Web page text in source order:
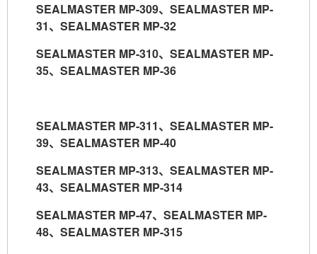
SEALMASTER MP-309、 SEALMASTER MP-
31、 SEALMASTER MP-32
SEALMASTER MP-310、 SEALMASTER MP-
35、 SEALMASTER MP-36
SEALMASTER MP-311、 SEALMASTER MP-
39、 SEALMASTER MP-40
SEALMASTER MP-313、 SEALMASTER MP-
43、 SEALMASTER MP-314
SEALMASTER MP-47、 SEALMASTER MP-
48、 SEALMASTER MP-315